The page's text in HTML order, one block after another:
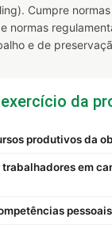
Cumpre
normas
e de
da
produtivos da
em
pessoais